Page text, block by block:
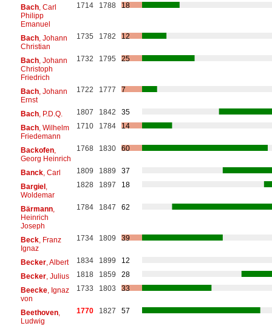
Bach, Carl
Philipp
Emanuel
1714 1788 18
Bach, Johann
Christian
1735 1782 12
Bach, Johann
Christoph
Friedrich
1732 1795 25
Bach, Johann
Ernst
1722 1777 7
Bach, P.D.Q. 1807 1842
35
Bach, Wilhelm
Friedemann
1710 1784 14
Backofen,
Georg Heinrich
1768 1830 60
Banck, Carl 1809 1889
37
Bargiel,
Woldemar
1828 1897 18
Bärmann,
Heinrich
Joseph
1784 1847 62
Beck, Franz
Ignaz
1734 1809 39
Becker, Albert 1834 1899
12
Becker, Julius 1818 1859
28
Beecke, Ignaz
von
1733 1803 33
Beethoven,
Ludwig
1770 1827 57